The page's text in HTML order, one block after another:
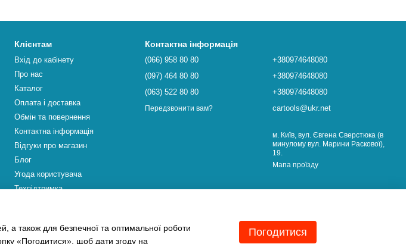
Клієнтам
Вхід до кабінету
Про нас
Каталог
Оплата і доставка
Обмін та повернення
Контактна інформація
Відгуки про магазин
Блог
Угода користувача
Техпідтримка
Контактна інформація
(066) 958 80 80
(097) 464 80 80
(063) 522 80 80
Передзвонити вам?
+380974648080
+380974648080
+380974648080
cartools@ukr.net
м. Київ, вул. Євгена Сверстюка (в
минулому вул. Марини Раскової),
19.
Мапа проїзду
а також для безпечної та оптимальної роботи
«Погодитися», щоб дати згоду на
Погодитися